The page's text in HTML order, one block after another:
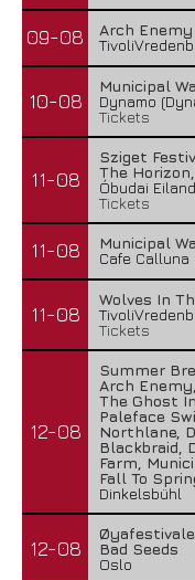
09-08
Arch Enemy
10-08
Municipal
Dynamo
Tickets
11-08
Sziget
The
Óbudai
Tickets
11-08
Municipal
Cafe Calluna
11-08
Wolves In
Tickets
12-08
Summer
Arch
The Ghost
Paleface
Northlane,
Blackbraid,
Farm,
Fall To
Dinkelsbühl
12-08
Bad Seeds
Oslo